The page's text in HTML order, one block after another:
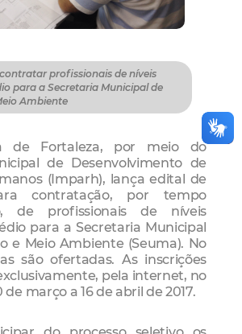
profissionais de níveis
para a Secretaria Municipal de
Ambiente
de Fortaleza, por meio do
de Desenvolvimento de
(Imparh), lança edital de
contratação, por tempo
de profissionais de níveis
para a Secretaria Municipal
e Meio Ambiente (Seuma). No
são ofertadas. As inscrições
pela internet, no
março a 16 de abril de 2017.